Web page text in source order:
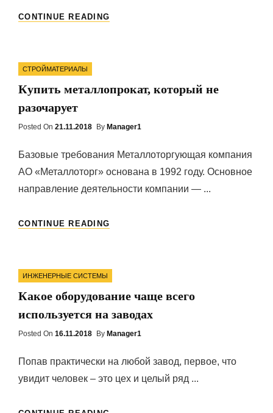
CONTINUE READING
ДОМОВ
Categories
СТРОЙМАТЕРИАЛЫ
Купить металлопрокат, который не
разочарует
Posted On Posted
21.11.2018 By Manager1
Базовые требования Металлоторгующая компания
АО «Металлоторг» основана в 1992 году. Основное
направление деятельности компании — ...
CONTINUE READING
РАЗОЧАРУЕТ
Categories
ИНЖЕНЕРНЫЕ СИСТЕМЫ
Какое оборудование чаще всего
используется на заводах
Posted On Posted
16.11.2018 By Manager1
Попав практически на любой завод, первое, что
увидит человек – это цех и целый ряд ...